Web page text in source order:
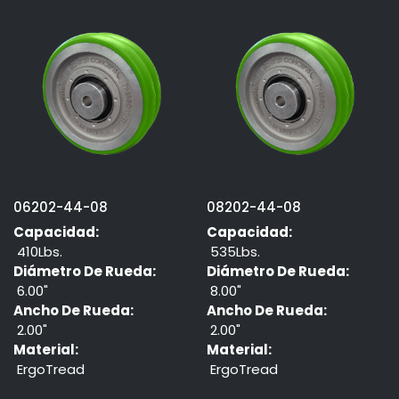
06202-44-08
Capacidad:
410Lbs.
Diámetro De Rueda:
6.00"
Ancho De Rueda:
2.00"
Material:
ErgoTread
08202-44-08
Capacidad:
535Lbs.
Diámetro De Rueda:
8.00"
Ancho De Rueda:
2.00"
Material:
ErgoTread